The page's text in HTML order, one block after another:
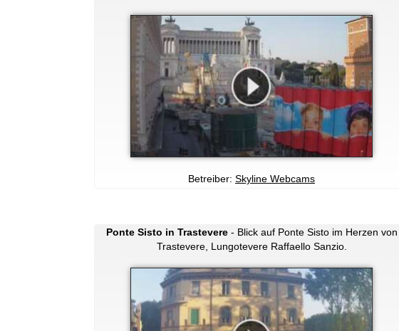
Betreiber: Skyline Webcams
Ponte Sisto in Trastevere- Blick auf Ponte Sisto im Herzen von
Trastevere, Lungotevere Raffaello Sanzio.